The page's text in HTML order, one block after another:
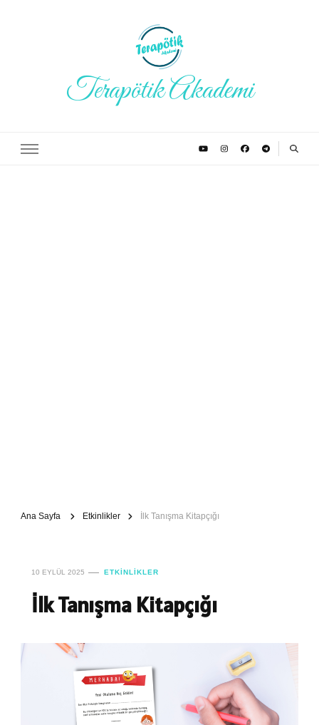
Terapötik Akademi
Ana Sayfa Etkinlikler İlk Tanışma Kitapçığı
10 EYLÜL 2025 ETKINLIKLER
İlk Tanışma Kitapçığı